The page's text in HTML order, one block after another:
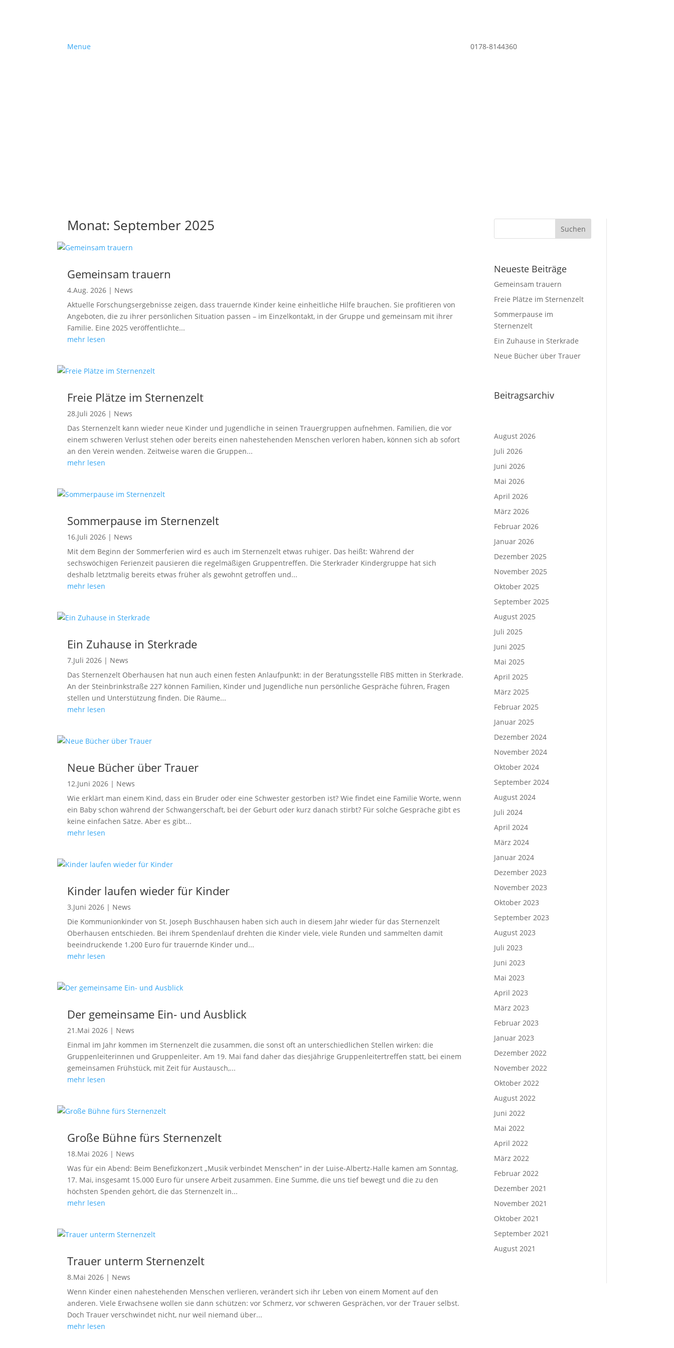
Menue 0178-8144360
Monat: September 2025
Gemeinsam trauern
4.Aug. 2026 | News
Aktuelle Forschungsergebnisse zeigen, dass trauernde Kinder keine einheitliche Hilfe brauchen. Sie profitieren von
Angeboten, die zu ihrer persönlichen Situation passen – im Einzelkontakt, in der Gruppe und gemeinsam mit ihrer
Familie. Eine 2025 veröffentlichte...
mehr lesen
Freie Plätze im Sternenzelt
28.Juli 2026 | News
Das Sternenzelt kann wieder neue Kinder und Jugendliche in seinen Trauergruppen aufnehmen. Familien, die vor
einem schweren Verlust stehen oder bereits einen nahestehenden Menschen verloren haben, können sich ab sofort
an den Verein wenden. Zeitweise waren die Gruppen...
mehr lesen
Sommerpause im Sternenzelt
16.Juli 2026 | News
Mit dem Beginn der Sommerferien wird es auch im Sternenzelt etwas ruhiger. Das heißt: Während der
sechswöchigen Ferienzeit pausieren die regelmäßigen Gruppentreffen. Die Sterkrader Kindergruppe hat sich
deshalb letztmalig bereits etwas früher als gewohnt getroffen und...
mehr lesen
Ein Zuhause in Sterkrade
7.Juli 2026 | News
Das Sternenzelt Oberhausen hat nun auch einen festen Anlaufpunkt: in der Beratungsstelle FIBS mitten in Sterkrade.
An der Steinbrinkstraße 227 können Familien, Kinder und Jugendliche nun persönliche Gespräche führen, Fragen
stellen und Unterstützung finden. Die Räume...
mehr lesen
Neue Bücher über Trauer
12.Juni 2026 | News
Wie erklärt man einem Kind, dass ein Bruder oder eine Schwester gestorben ist? Wie findet eine Familie Worte, wenn
ein Baby schon während der Schwangerschaft, bei der Geburt oder kurz danach stirbt? Für solche Gespräche gibt es
keine einfachen Sätze. Aber es gibt...
mehr lesen
Kinder laufen wieder für Kinder
3.Juni 2026 | News
Die Kommunionkinder von St. Joseph Buschhausen haben sich auch in diesem Jahr wieder für das Sternenzelt
Oberhausen entschieden. Bei ihrem Spendenlauf drehten die Kinder viele, viele Runden und sammelten damit
beeindruckende 1.200 Euro für trauernde Kinder und...
mehr lesen
Der gemeinsame Ein- und Ausblick
21.Mai 2026 | News
Einmal im Jahr kommen im Sternenzelt die zusammen, die sonst oft an unterschiedlichen Stellen wirken: die
Gruppenleiterinnen und Gruppenleiter. Am 19. Mai fand daher das diesjährige Gruppenleitertreffen statt, bei einem
gemeinsamen Frühstück, mit Zeit für Austausch,...
mehr lesen
Große Bühne fürs Sternenzelt
18.Mai 2026 | News
Was für ein Abend: Beim Benefizkonzert „Musik verbindet Menschen“ in der Luise-Albertz-Halle kamen am Sonntag,
17. Mai, insgesamt 15.000 Euro für unsere Arbeit zusammen. Eine Summe, die uns tief bewegt und die zu den
höchsten Spenden gehört, die das Sternenzelt in...
mehr lesen
Trauer unterm Sternenzelt
8.Mai 2026 | News
Wenn Kinder einen nahestehenden Menschen verlieren, verändert sich ihr Leben von einem Moment auf den
anderen. Viele Erwachsene wollen sie dann schützen: vor Schmerz, vor schweren Gesprächen, vor der Trauer selbst.
Doch Trauer verschwindet nicht, nur weil niemand über...
mehr lesen
Neueste Beiträge
Gemeinsam trauern
Freie Plätze im Sternenzelt
Sommerpause im
Sternenzelt
Ein Zuhause in Sterkrade
Neue Bücher über Trauer
Beitragsarchiv
August 2026
Juli 2026
Juni 2026
Mai 2026
April 2026
März 2026
Februar 2026
Januar 2026
Dezember 2025
November 2025
Oktober 2025
September 2025
August 2025
Juli 2025
Juni 2025
Mai 2025
April 2025
März 2025
Februar 2025
Januar 2025
Dezember 2024
November 2024
Oktober 2024
September 2024
August 2024
Juli 2024
April 2024
März 2024
Januar 2024
Dezember 2023
November 2023
Oktober 2023
September 2023
August 2023
Juli 2023
Juni 2023
Mai 2023
April 2023
März 2023
Februar 2023
Januar 2023
Dezember 2022
November 2022
Oktober 2022
August 2022
Juni 2022
Mai 2022
April 2022
März 2022
Februar 2022
Dezember 2021
November 2021
Oktober 2021
September 2021
August 2021